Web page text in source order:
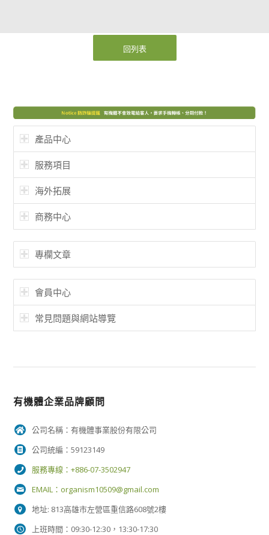
回列表
產品中心
服務項目
海外拓展
商務中心
專欄文章
會員中心
常見問題與網站導覽
有機體企業品牌顧問
公司名稱：有機體事業股份有限公司
公司統編：59123149
服務專線：+886-07-3502947
EMAIL： organism10509@gmail.com
地址: 813高雄市左營區重信路608號2樓
上班時間：09:30-12:30，13:30-17:30